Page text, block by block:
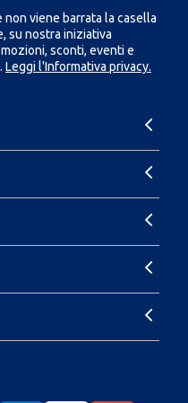
viene barrata la casella
su nostra iniziativa
sconti, eventi e
Leggi l'Informativa privacy.